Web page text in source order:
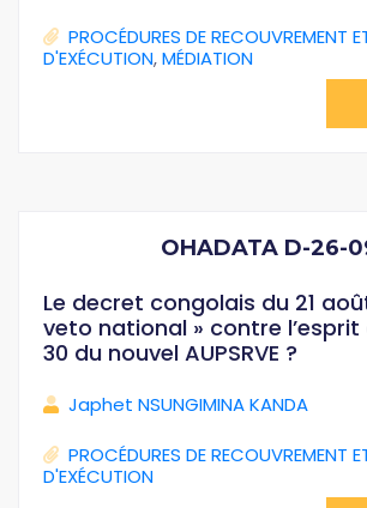
PROCÉDURES DE RECOUVREMENT
D'EXÉCUTION,MÉDIATION
OHADATA D-26-
Le decret congolais du 21
veto national » contre l’esprit
30 du nouvel AUPSRVE ?
Japhet NSUNGIMINA KANDA
PROCÉDURES DE RECOUVREMENT
D'EXÉCUTION